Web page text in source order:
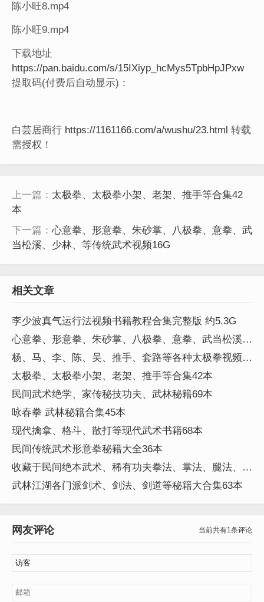
陈小旺8.mp4
陈小旺9.mp4
下载地址
https://pan.baidu.com/s/15IXiyp_hcMys5TpbHpJPxw
提取码(付费后自动显示)：
白芸居商行 https://1161166.com/a/wushu/23.html 转载
需授权！
上一篇： 太极拳、太极拳小架、老架、推手等合集42
本
下一篇： 心意拳、形意拳、朱砂掌、八极拳、意拳、武
当松溪、少林、等传统武术视频16G
相关文章
李少波真气运行法视频书籍教程合集完整版 约5.3G
心意拳、形意拳、朱砂掌、八极拳、意拳、武当松溪、
少林、等传统武术视频16G
杨、马、李、陈、吴、推手、套路等各种太极拳视频
91G
太极拳、太极拳小架、老架、推手等合集42本
民间武术绝学、家传秘技功夫、武林秘籍69本
咏春拳 武林秘籍合集45本
现代擒拿、格斗、散打等现代武术书籍68本
民间传统武术形意拳秘籍大全36本
收藏于民间绝本武术、稀有功夫拳法、掌法、腿法、器
械技法等合集282本
武林江湖各门派剑术、剑法、剑道等秘籍大合集63本
网友评论 当前共有1条评论